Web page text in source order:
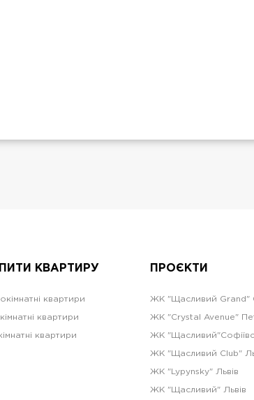
КВАРТИРУ
квартири
квартири
квартири
ПРОЄКТИ
ЖК "Щасливий Grand"
ЖК "Crystal Avenue"
ЖК
ЖК "Щасливий Club"
ЖК "Lypynsky" Львів
ЖК "Щасливий" Львів